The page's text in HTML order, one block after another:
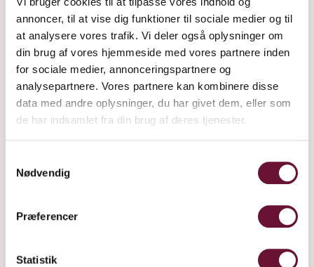
annoncer, til at vise dig funktioner til sociale medier og til
at analysere vores trafik. Vi deler også oplysninger om
din brug af vores hjemmeside med vores partnere inden
for sociale medier, annonceringspartnere og
analysepartnere. Vores partnere kan kombinere disse
data med andre oplysninger, du har givet dem, eller som
de har indsamlet fra din brug af deres tjenester.
Nødvendig
Præferencer
Statistik